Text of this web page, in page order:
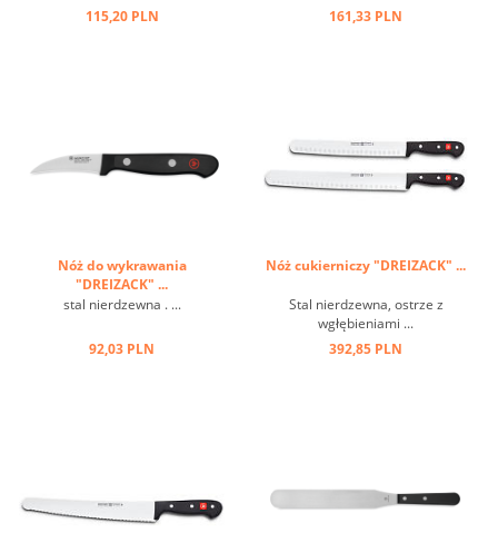
115,20 PLN
161,33 PLN
Nóż do wykrawania
"DREIZACK" ...
stal nierdzewna . ...
92,03 PLN
Nóż cukierniczy "DREIZACK" ...
Stal nierdzewna, ostrze z
wgłębieniami ...
392,85 PLN